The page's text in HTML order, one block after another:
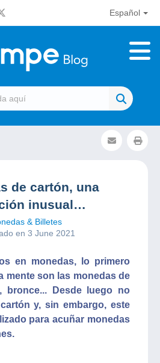
Español
de cartón, una
inusual…
& Billetes
en 3 June 2021
en monedas, lo primero
mente son las monedas de
bronce... Desde luego no
y, sin embargo, este
para acuñar monedas